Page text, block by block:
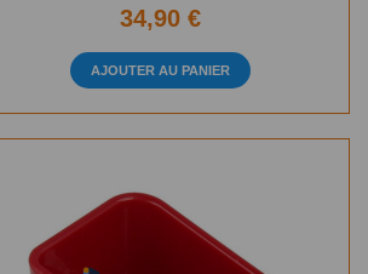
34,90 €
AJOUTER AU PANIER